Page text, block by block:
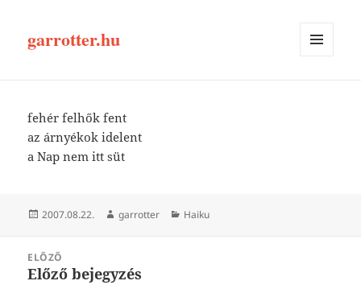
garrotter.hu
fehér felhők fent
az árnyékok idelent
a Nap nem itt süt
Közzétéve
2007.08.22. Szerző
garrotter Kategória
Haiku
navigáció
ELŐZŐ
Korábbi
Előző bejegyzés